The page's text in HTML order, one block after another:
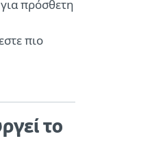
πρόσθετη
πιο
το